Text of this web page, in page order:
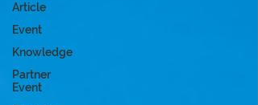
Article
Event
Knowledge
Partner
Event